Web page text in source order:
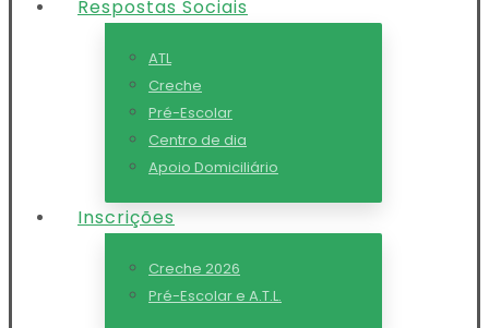
Respostas Sociais
ATL
Creche
Pré-Escolar
Centro de dia
Apoio Domiciliário
Inscrições
Creche 2026
Pré-Escolar e A.T.L.